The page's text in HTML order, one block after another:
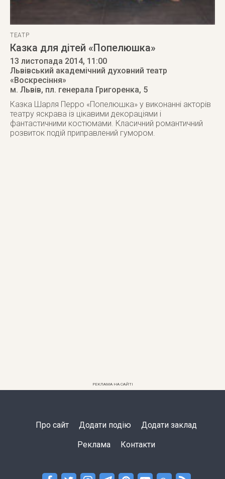
ТЕАТР
Казка для дітей «Попелюшка»
13 листопада 2014, 11:00
Львівський академічний духовний театр
«Воскресіння»
м. Львів, пл. генерала Григоренка, 5
Казка Шарля Перро «Попелюшка» у виконанні акторів
театру яскрава із цікавими декораціями і
фантастичними костюмами. Класичний романтичний
розвиток подій приправлений гумором.
РЕКЛАМА НА САЙТІ
Про сайт Додати подію Додати заклад
Реклама Контакти